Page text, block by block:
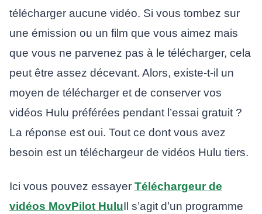
télécharger aucune vidéo. Si vous tombez sur
une émission ou un film que vous aimez mais
que vous ne parvenez pas à le télécharger, cela
peut être assez décevant. Alors, existe-t-il un
moyen de télécharger et de conserver vos
vidéos Hulu préférées pendant l’essai gratuit ?
La réponse est oui. Tout ce dont vous avez
besoin est un téléchargeur de vidéos Hulu tiers.
Ici vous pouvez essayer Téléchargeur de
vidéos MovPilot HuluIl s’agit d’un programme